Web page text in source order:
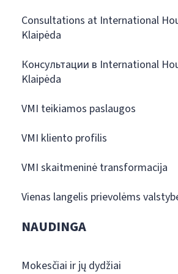
Consultations at International
Klaipėda
Консультации в International
Klaipėda
VMI teikiamos paslaugos
VMI kliento profilis
VMI skaitmeninė transformacija
Vienas langelis prievolėms
NAUDINGA
Mokesčiai ir jų dydžiai